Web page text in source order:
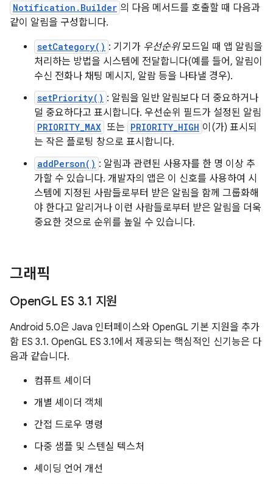
Notification.Builder 의 다음 메서드를 호출할 때 다음과
같이 알림을 구성합니다.
setCategory() : 기기가 우선순위모드일 때 앱 알림을
처리하는 방법을 시스템에 전달합니다(예를 들어, 알림이
수신 전화나 채팅 메시지, 알람 등을 나타낼 경우).
setPriority() : 알림을 일반 알림보다 더 중요하거나
덜 중요하다고 표시합니다. 우선순위 필드가 설정된 알림
PRIORITY_MAX 또는 PRIORITY_HIGH 이(가) 표시되
는 작은 플로팅 창으로 표시합니다.
addPerson() : 알림과 관련된 사용자를 한 명 이상 추
가할 수 있습니다. 개발자의 앱은 이 신호를 사용하여 시
스템에 지정된 사람들로부터 받은 알림을 함께 그룹화해
야 한다고 알리거나 이런 사람들로부터 받은 알림을 더욱
중요한 것으로 순위를 높일 수 있습니다.
그래픽
OpenGL ES 3.1 지원
Android 5.0은 Java 인터페이스와 OpenGL 기본 지원을 추가
함 ES 3.1. OpenGL ES 3.1에서 제공되는 핵심적인 신기능은 다
음과 같습니다.
컴퓨트 셰이더
개별 셰이더 객체
간접 드로우 명령
다중 샘플 및 스텐실 텍스처
셰이딩 언어 개선